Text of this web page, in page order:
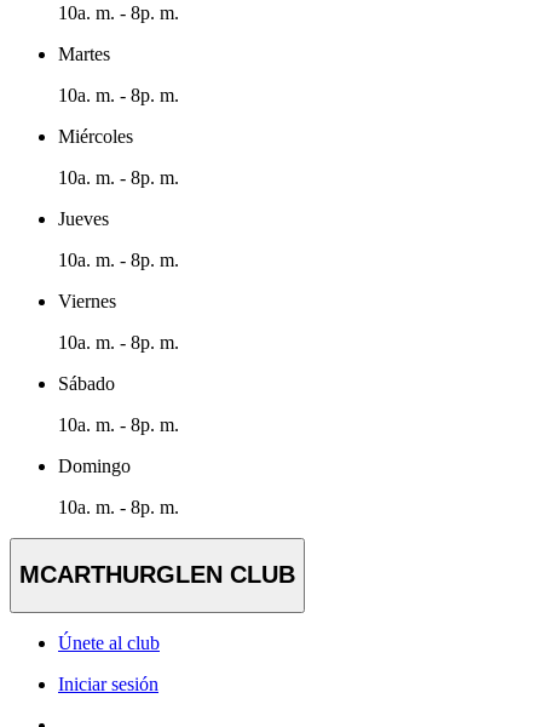
10a. m. - 8p. m.
Martes
10a. m. - 8p. m.
Miércoles
10a. m. - 8p. m.
Jueves
10a. m. - 8p. m.
Viernes
10a. m. - 8p. m.
Sábado
10a. m. - 8p. m.
Domingo
10a. m. - 8p. m.
MCARTHURGLEN CLUB
Únete al club
Iniciar sesión